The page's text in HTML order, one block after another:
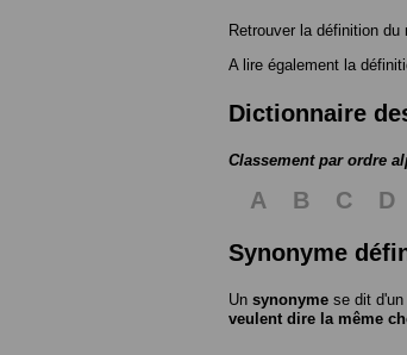
Retrouver la définition du
A lire également la
Dictionnaire
Classement par ordre
A B C D
Synonyme
Un synonyme se dit
veulent dire la même